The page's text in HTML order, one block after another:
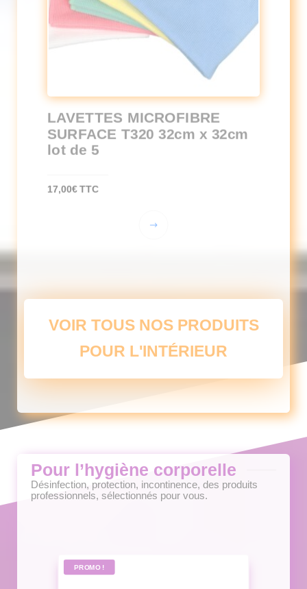
LAVETTES MICROFIBRE
SURFACE T320 32cm x 32cm
lot de 5
17,00€ TTC
Ce
options
être
page
VOIR TOUS NOS PRODUITS
POUR L'INTÉRIEUR
Pour l’hygiène corporelle
Désinfection, protection, incontinence, des produits
professionnels, sélectionnés pour vous.
PROMO !